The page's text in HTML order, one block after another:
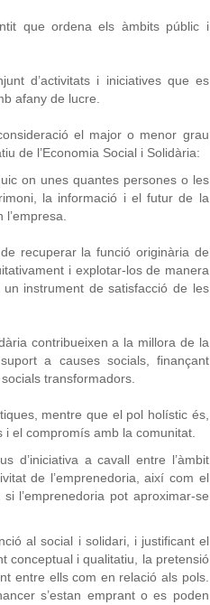
que ordena els àmbits públic i
d’activitats i iniciatives que es
afany de lucre.
el major o menor grau
de l’Economia Social i Solidària:
on unes quantes persones o les
la informació i el futur de la
l’empresa.
recuperar la funció originària de
i explotar-los de manera
instrument de satisfacció de les
contribueixen a la millora de la
a causes socials, finançant
transformadors.
mentre que el pol holístic és,
i el compromís amb la comunitat.
d’iniciativa a cavall entre l’àmbit
de l’emprenedoria, així com el
l’emprenedoria pot aproximar-se
al social i solidari, i justificant el
conceptual i qualitatiu, la pretensió
entre ells com en relació als pols.
s’estan emprant o es poden